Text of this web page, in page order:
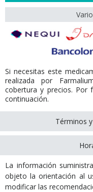
Si necesitas este
realizada por
cobertura y precios. Por
continuación.
Términos
La información
objeto la orientación al
modificar las